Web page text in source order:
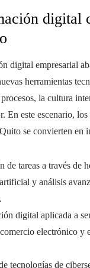
digital
digital empresarial
herramientas
la cultura
En este escenario,
se convierten en
de tareas a través de
y análisis
digital aplicada a
electrónico y
tecnologías de